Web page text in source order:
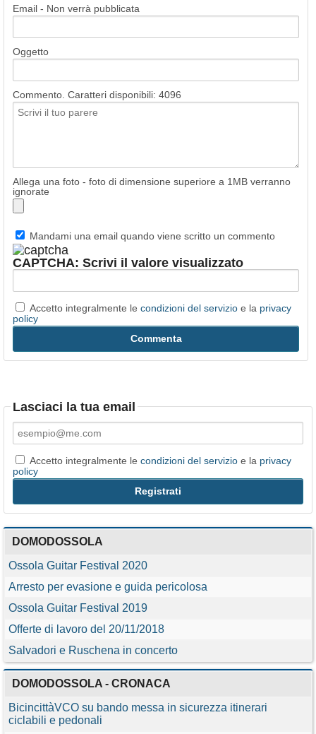
Email - Non verrà pubblicata
Oggetto
Commento. Caratteri disponibili: 4096
Allega una foto - foto di dimensione superiore a 1MB verranno
ignorate
Mandami una email quando viene scritto un commento
CAPTCHA: Scrivi il valore visualizzato
Accetto integralmente le condizioni del servizio e la privacy
policy
Lasciaci la tua email
Accetto integralmente le condizioni del servizio e la privacy
policy
DOMODOSSOLA
Ossola Guitar Festival 2020
Arresto per evasione e guida pericolosa
Ossola Guitar Festival 2019
Offerte di lavoro del 20/11/2018
Salvadori e Ruschena in concerto
DOMODOSSOLA - CRONACA
BicincittàVCO su bando messa in sicurezza itinerari
ciclabili e pedonali